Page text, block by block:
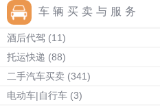
车辆买卖与服务
酒后代驾 (11)
托运快递 (88)
二手汽车买卖 (341)
电动车|自行车 (3)